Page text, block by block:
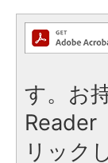
す。お
Reader
リック